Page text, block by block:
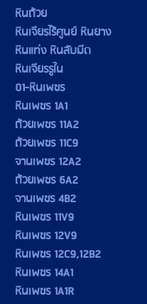
หินถ้วย
หินเจียรไร้ศูนย์ หินยาง
หินแท่ง หินลับมีด
หินเจียรรูใน
01-หินเพชร
หินเพชร 1A1
ถ้วยเพชร 11A2
ถ้วยเพชร 11C9
จานเพชร 12A2
ถ้วยเพชร 6A2
จานเพชร 4B2
หินเพชร 11V9
หินเพชร 12V9
หินเพชร 12C9,12B2
หินเพชร 14A1
หินเพชร 1A1R